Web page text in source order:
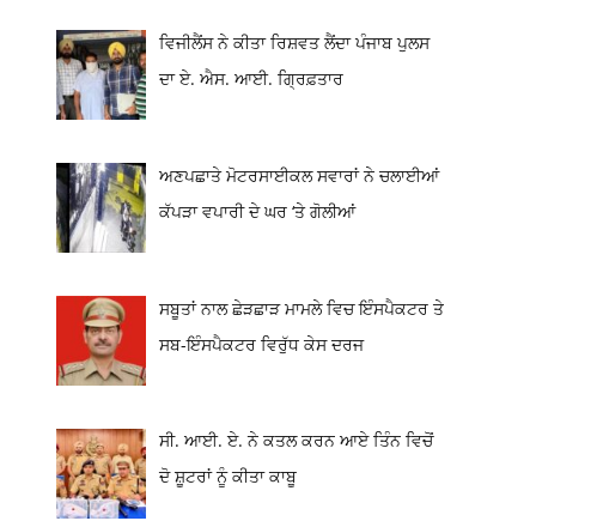
ਵਿਜੀਲੈਂਸ ਨੇ ਕੀਤਾ ਰਿਸ਼ਵਤ ਲੈਂਦਾ ਪੰਜਾਬ ਪੁਲਸ
ਦਾ ਏ. ਐਸ. ਆਈ. ਗ੍ਰਿਫ਼ਤਾਰ
ਅਣਪਛਾਤੇ ਮੋਟਰਸਾਈਕਲ ਸਵਾਰਾਂ ਨੇ ਚਲਾਈਆਂ
ਕੱਪੜਾ ਵਪਾਰੀ ਦੇ ਘਰ ‘ਤੇ ਗੋਲੀਆਂ
ਸਬੂਤਾਂ ਨਾਲ ਛੇੜਛਾੜ ਮਾਮਲੇ ਵਿਚ ਇੰਸਪੈਕਟਰ ਤੇ
ਸਬ-ਇੰਸਪੈਕਟਰ ਵਿਰੁੱਧ ਕੇਸ ਦਰਜ
ਸੀ. ਆਈ. ਏ. ਨੇ ਕਤਲ ਕਰਨ ਆਏ ਤਿੰਨ ਵਿਚੋਂ
ਦੋ ਸ਼ੂਟਰਾਂ ਨੂੰ ਕੀਤਾ ਕਾਬੂ